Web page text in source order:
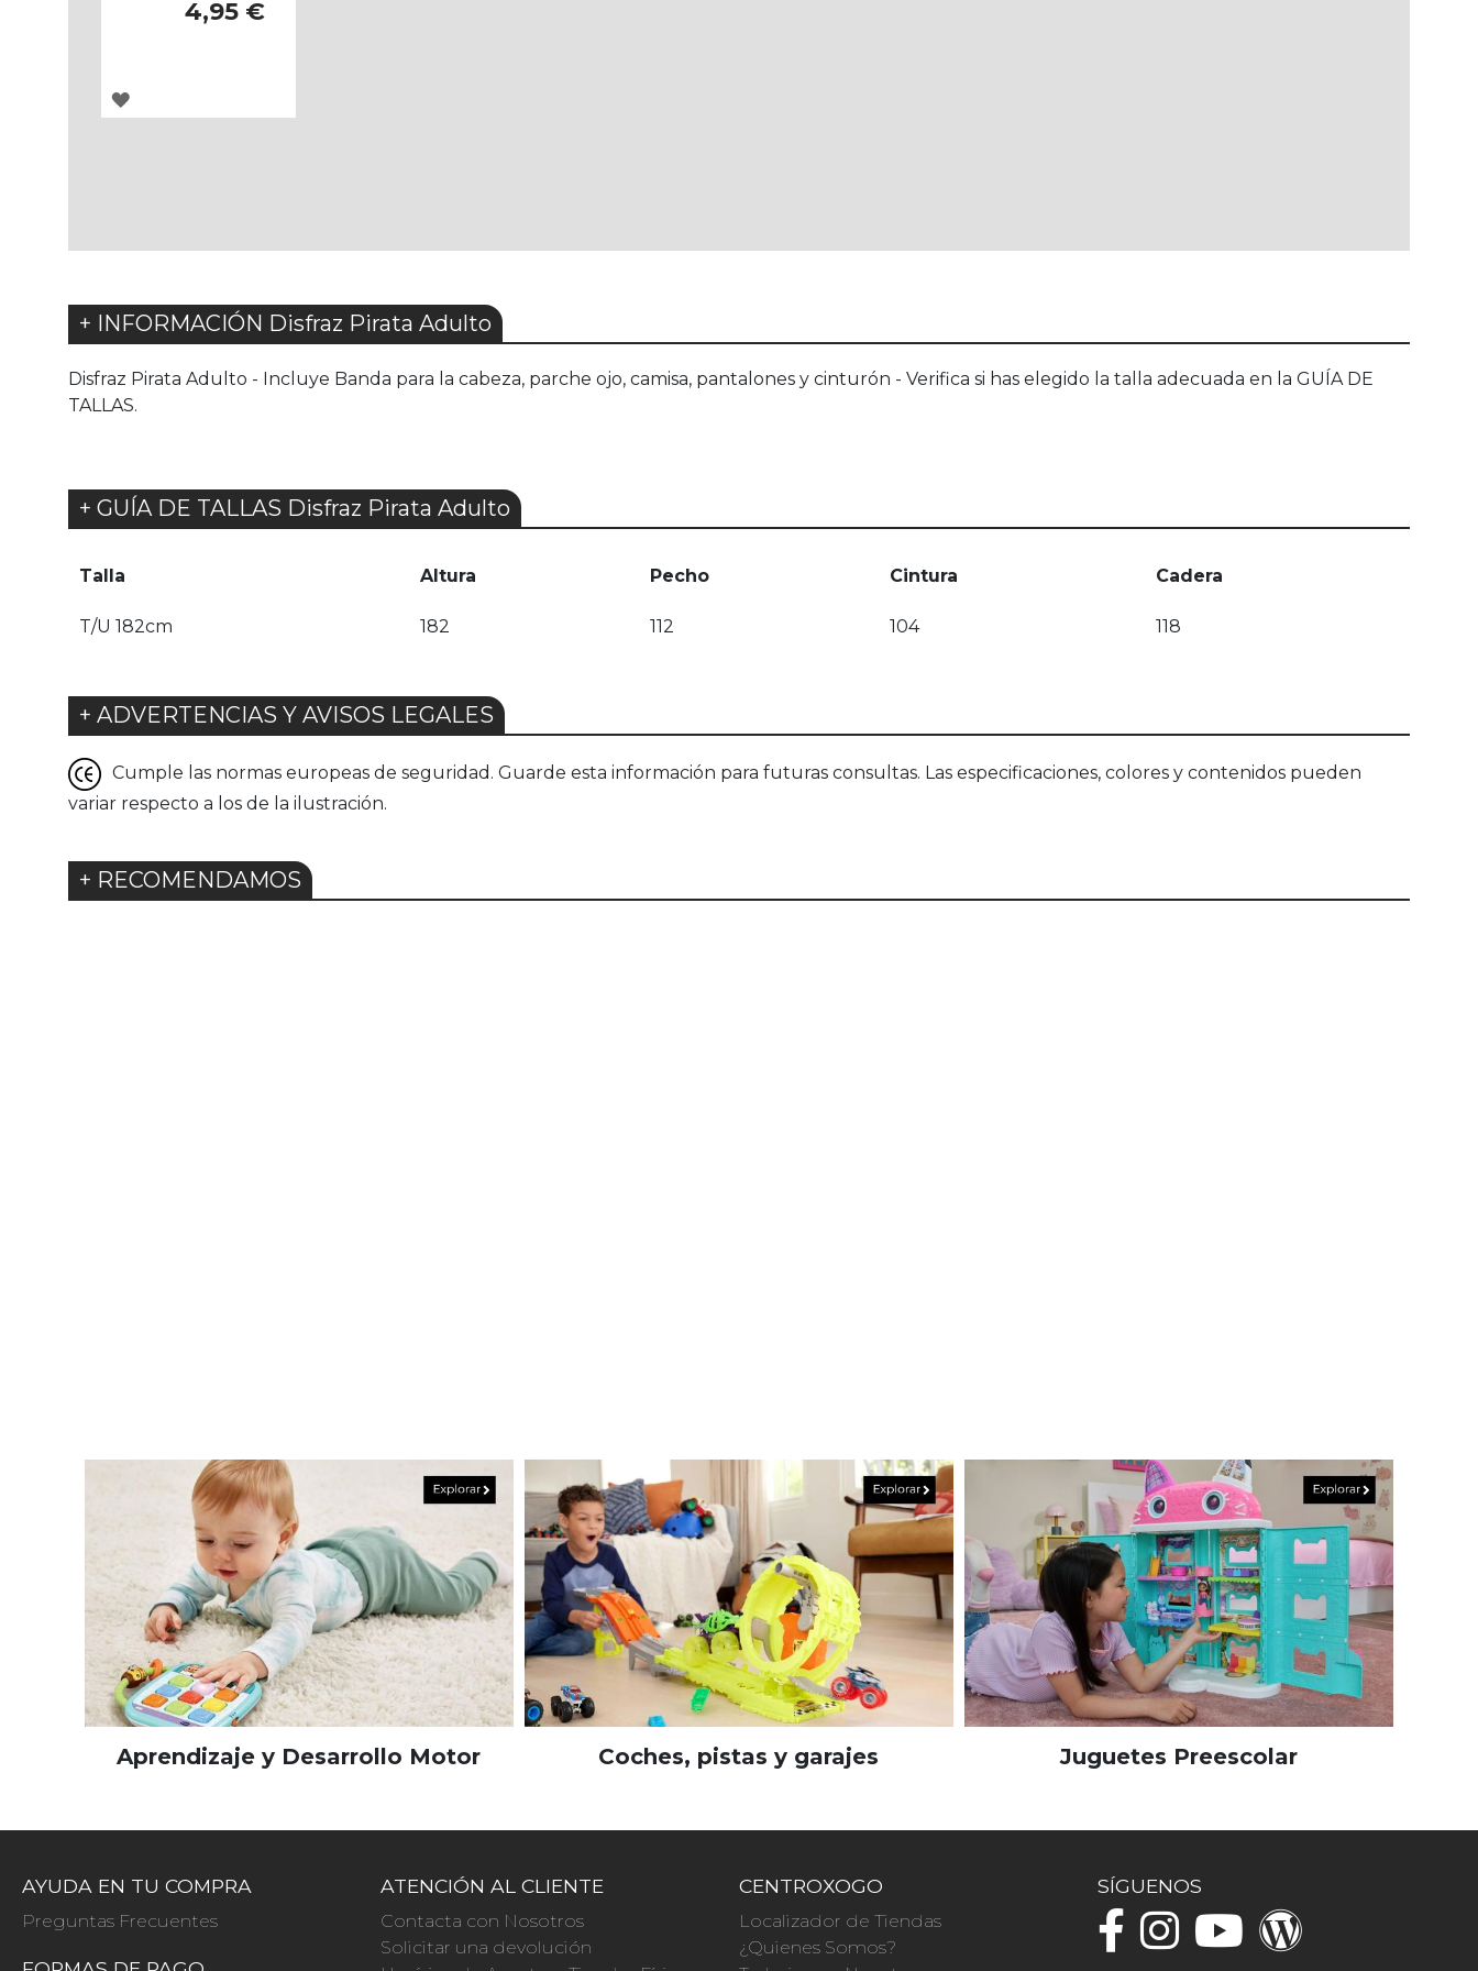
4,95 €
AGREGAR
+ INFORMACIÓN Disfraz Pirata Adulto
Disfraz Pirata Adulto - Incluye Banda para la cabeza, parche ojo, camisa, pantalones y cinturón - Verifica si has elegido la talla adecuada en la GUÍA DE
TALLAS.
+ GUÍA DE TALLAS Disfraz Pirata Adulto
Talla Altura Pecho Cintura Cadera
T/U 182cm 182 112 104 118
+ ADVERTENCIAS Y AVISOS LEGALES
Cumple las normas europeas de seguridad. Guarde esta información para futuras consultas. Las especificaciones, colores y contenidos pueden
variar respecto a los de la ilustración.
+ RECOMENDAMOS
Aprendizaje y Desarrollo Motor Coches, pistas y garajes Juguetes Preescolar
AYUDA EN TU COMPRA
Preguntas Frecuentes
ATENCIÓN AL CLIENTE
Contacta con Nosotros
Solicitar una devolución
CENTROXOGO
Localizador de Tiendas
¿Quienes Somos?
SÍGUENOS